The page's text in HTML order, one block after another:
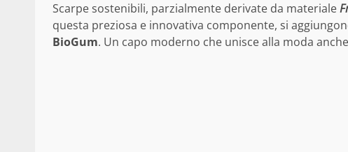
Scarpe sostenibili, parzialmente derivate da materiale
questa preziosa e innovativa componente, si
BioGum. Un capo moderno che unisce alla moda